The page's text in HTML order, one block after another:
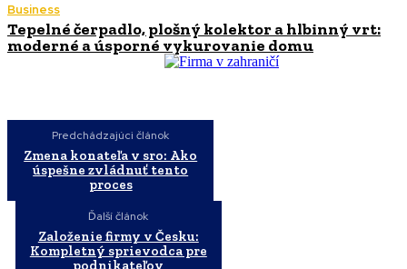
Business
Tepelné čerpadlo, plošný kolektor a hlbinný vrt:
moderné a úsporné vykurovanie domu
Predchádzajúci článok
Zmena konateľa v sro: Ako
úspešne zvládnuť tento
proces
Ďalší článok
Založenie firmy v Česku:
Kompletný sprievodca pre
podnikateľov